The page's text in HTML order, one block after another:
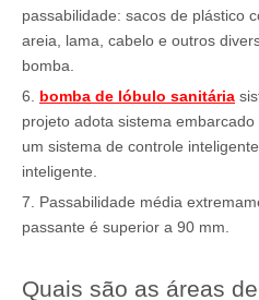
passabilidade: sacos de plástico
areia, lama, cabelo e outros
bomba.
6. bomba de lóbulo sanitária
projeto adota sistema
um sistema de controle
inteligente.
7. Passabilidade média
passante é superior a 90 mm.
Quais são as áreas